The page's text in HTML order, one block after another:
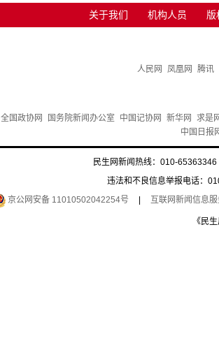
关于我们 机构人员 版
人民网 凤凰网 腾讯
全国政协网 国务院新闻办公室 中国记协网 新华网
求是
中国日报
民生网新闻热线：010-
违法和不良信息举报电话：
京公网安备 11010502042254号
互联网新闻信息
《民